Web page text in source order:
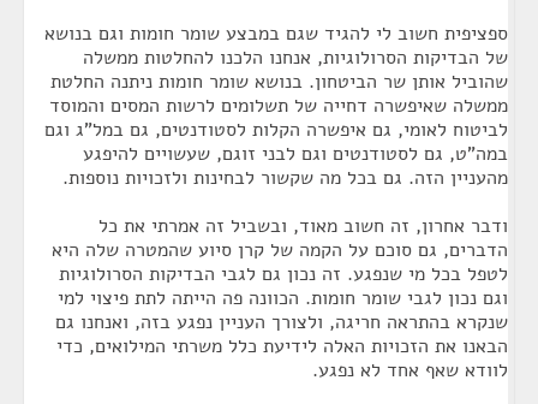
ספציפית חשוב לי להגיד שגם במבצע שומר חומות וגם בנושא
של הבדיקות הסרולוגיות, אנחנו הלכנו להחלטות ממשלה
שהוביל אותן שר הביטחון. בנושא שומר חומות ניתנה החלטת
ממשלה שאיפשרה דחייה של תשלומים לרשות המסים והמוסד
לביטוח לאומי, גם איפשרה הקלות לסטודנטים, גם במל"ג וגם
במה"ט, גם לסטודנטים וגם לבני זוגם, שעשויים להיפגע
מהעניין הזה. גם בכל מה שקשור לבחינות ולזכויות נוספות.
ודבר אחרון, זה חשוב מאוד, ובשביל זה אמרתי את כל
הדברים, גם סוכם על הקמה של קרן סיוע שהמטרה שלה היא
לטפל בכל מי שנפגע. זה נכון גם לגבי הבדיקות הסרולוגיות
וגם נכון לגבי שומר חומות. הכוונה פה הייתה לתת פיצוי למי
שנקרא בהתראה חריגה, ולצורך העניין נפגע בזה, ואנחנו גם
הבאנו את הזכויות האלה לידיעת כלל משרתי המילואים, כדי
לוודא שאף אחד לא נפגע.